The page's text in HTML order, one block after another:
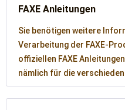
FAXE Anleitungen
Sie benötigen weitere
Verarbeitung der FAXE-
offiziellen FAXE
nämlich für die